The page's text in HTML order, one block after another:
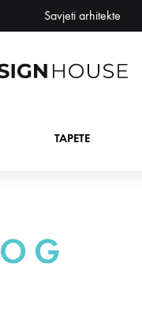
Savjeti arhitekte
TAPETE